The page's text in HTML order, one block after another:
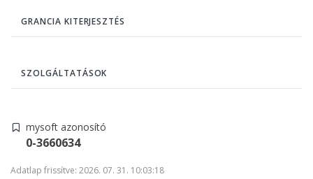
GRANCIA KITERJESZTÉS
SZOLGÁLTATÁSOK
mysoft azonosító
0-3660634
Adatlap frissítve: 2026. 07. 31. 10:03:18